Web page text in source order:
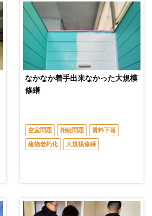
なかなか着手出来なかった大規模
修繕
空室問題 相続問題
賃料下落
建物老朽化
大規模修繕